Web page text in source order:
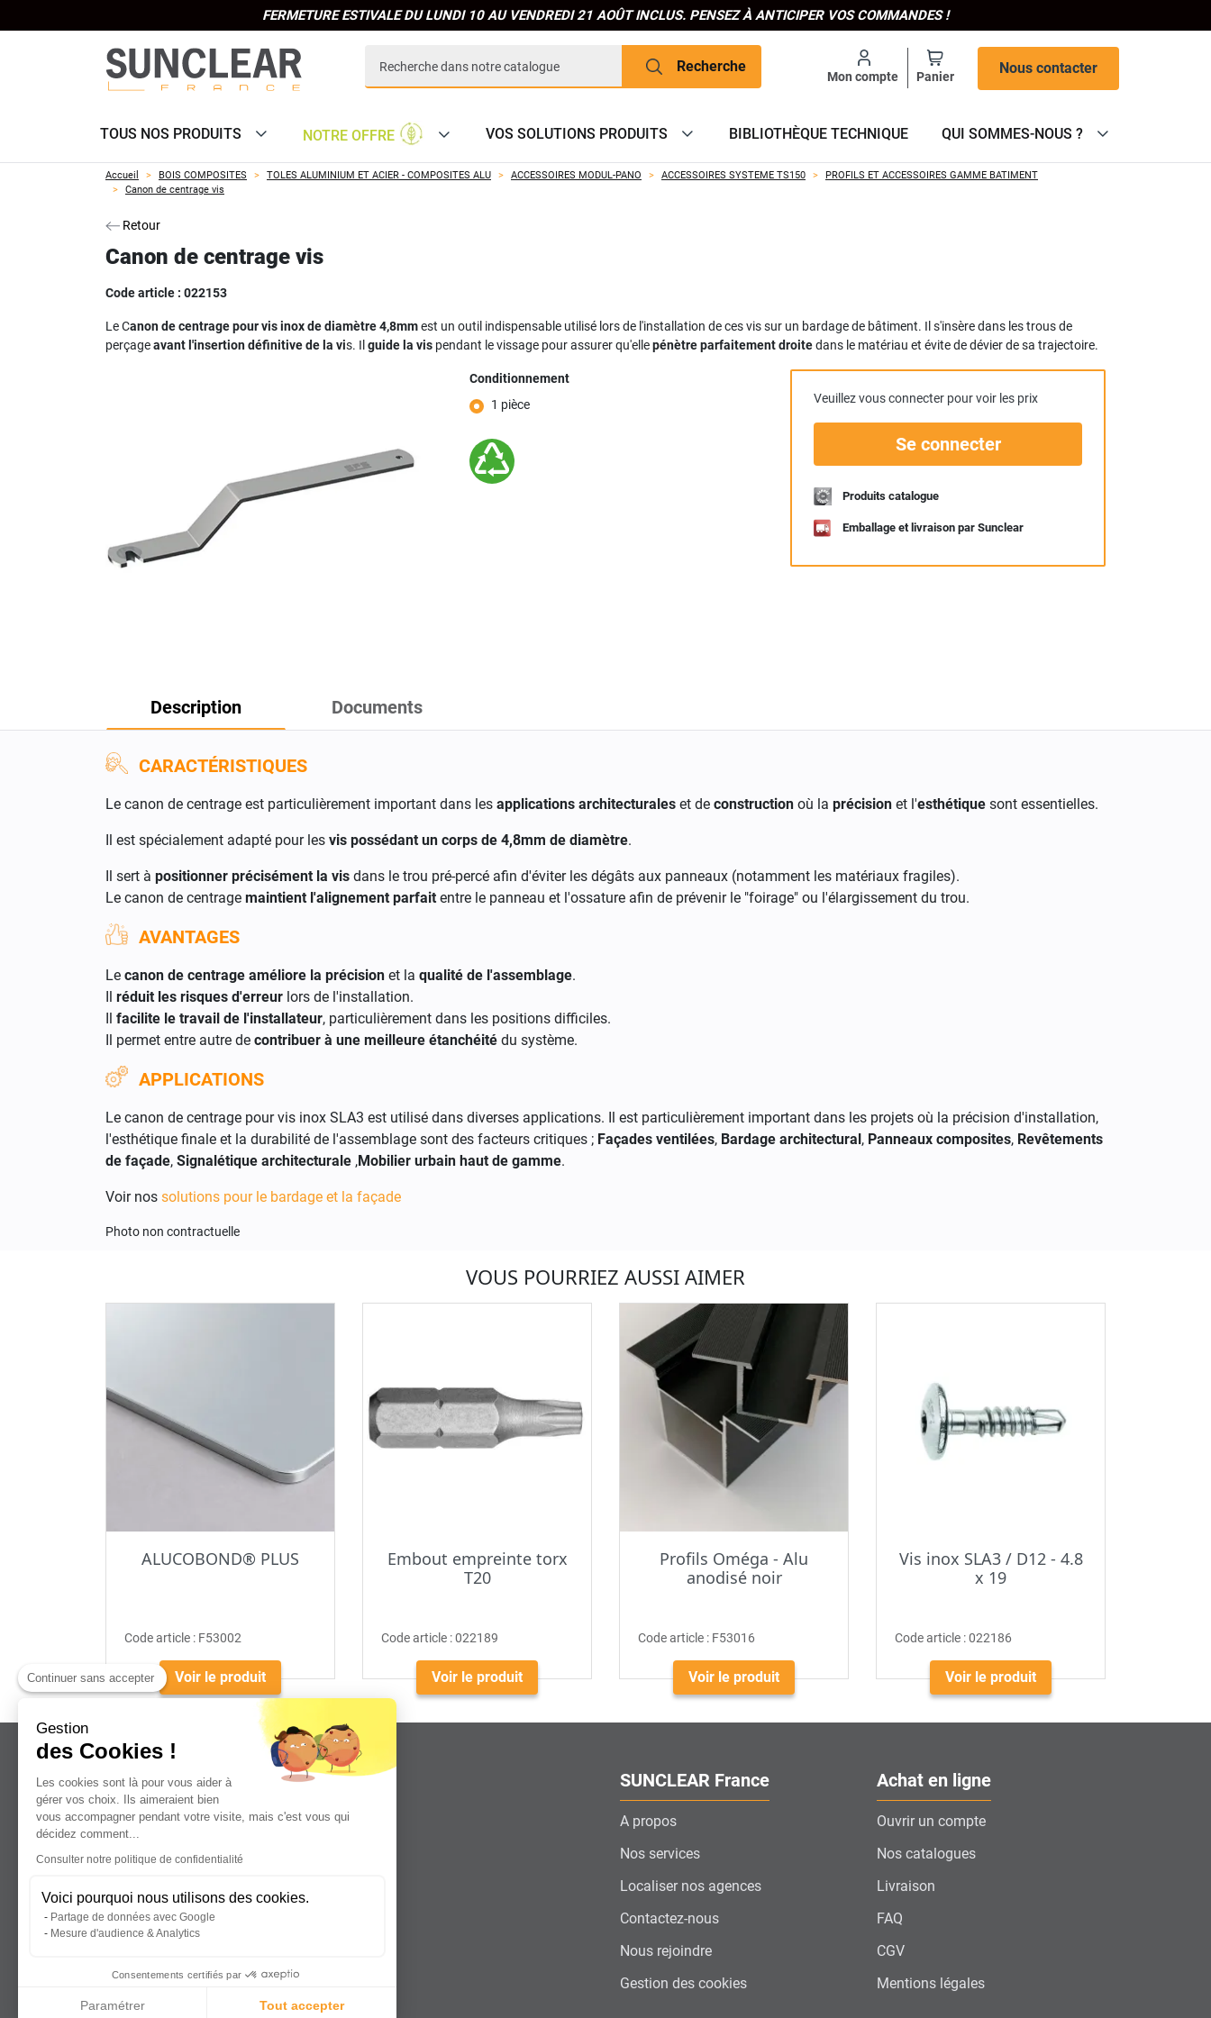
FERMETURE ESTIVALE DU LUNDI 10 AU VENDREDI 21 AOÛT INCLUS. PENSEZ À ANTICIPER VOS COMMANDES !
Recherche
Mon compte Panier
Nous contacter
TOUS NOS PRODUITS NOTRE OFFRE VOS SOLUTIONS PRODUITS BIBLIOTHÈQUE TECHNIQUE QUI SOMMES-NOUS ?
Accueil BOIS COMPOSITES TOLES ALUMINIUM ET ACIER - COMPOSITES ALU ACCESSOIRES MODUL-PANO ACCESSOIRES SYSTEME TS150
PROFILS ET ACCESSOIRES GAMME BATIMENT
Canon de centrage vis
Retour
Canon de centrage vis
Code article : 022153
Le Canon de centrage pour vis inox de diamètre 4,8mmest un outil indispensable utilisé lors de l'installation de ces vis sur un bardage de bâtiment. Il s'insère dans les trous de
perçageavant l'insertion définitive de la vis. Il guide la vis pendant le vissage pour assurer qu'ellepénètre parfaitement droitedans le matériau et évite de dévier de sa trajectoire.
Conditionnement
1 pièce
Veuillez vous connecter pour voir les prix
Se connecter
Produits catalogue
Emballage et livraison par Sunclear
Description Documents
CARACTÉRISTIQUES
Le canon de centrage est particulièrement important dans les applications architecturales et de construction où la précision et l'esthétique sont essentielles.
Il est spécialement adapté pour les vis possédant un corps de 4,8mm de diamètre.
Il sert à positionner précisément la vis dans le trou pré-percé afin d'éviter les dégâts aux panneaux (notamment les matériaux fragiles).
Le canon de centrage maintient l'alignement parfait entre le panneau et l'ossature afin de prévenir le "foirage" ou l'élargissement du trou.
AVANTAGES
Le canon de centrage améliore la précision et la qualité de l'assemblage.
Il réduit les risques d'erreur lors de l'installation.
Il facilite le travail de l'installateur, particulièrement dans les positions difficiles.
Il permet entre autre de contribuer à une meilleure étanchéité du système.
APPLICATIONS
Le canon de centrage pour vis inox SLA3 est utilisé dans diverses applications. Il est particulièrement important dans les projets où la précision d'installation,
l'esthétique finale et la durabilité de l'assemblage sont des facteurs critiques ; Façades ventilées, Bardage architectural, Panneaux composites, Revêtements
de façade, Signalétique architecturale ,Mobilier urbain haut de gamme.
Voir nos solutions pour le bardage et la façade
Photo non contractuelle
VOUS POURRIEZ AUSSI AIMER
ALUCOBOND® PLUS
Code article : F53002
Voir le produit
Embout empreinte torx
T20
Code article :022189
Voir le produit
Profils Oméga - Alu
anodisé noir
Code article : F53016
Voir le produit
Vis inox SLA3 / D12 - 4.8
x 19
Code article :022186
Voir le produit
Leader dans la distribution de plaques
pour professionnels.
SUNCLEAR France
A propos
Nos services
Localiser nos agences
Contactez-nous
Nous rejoindre
Gestion des cookies
Achat en ligne
Ouvrir un compte
Nos catalogues
Livraison
FAQ
CGV
Mentions légales
Continuer sans accepter
Gestion
des Cookies !
Les cookies sont là pour vous aider à
gérer vos choix. Ils aimeraient bien
vous accompagner pendant votre visite, mais c'est vous qui
décidez comment...
Consulter notre politique de confidentialité
Voici pourquoi nous utilisons des cookies.
Partage de données avec Google
Mesure d'audience & Analytics
Consentements certifiés par
Paramétrer Tout accepter